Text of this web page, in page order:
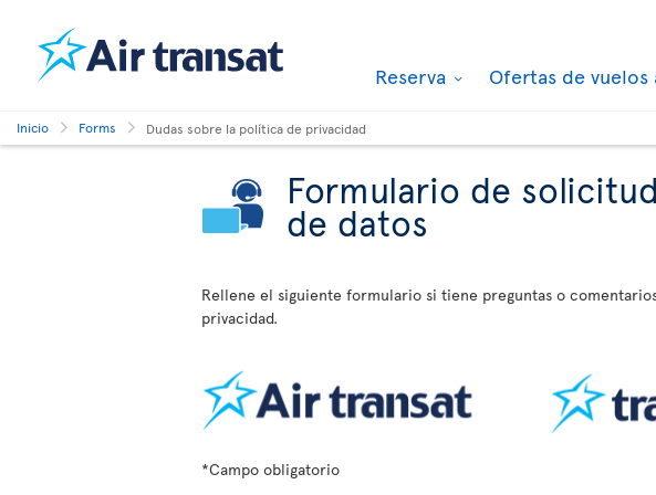
Reserva Ofertas de vuelos
Inicio Forms Dudas sobre la política de privacidad
Formulario de
de datos
Rellene el siguiente formulario si tiene preguntas o
privacidad.
*Campo obligatorio